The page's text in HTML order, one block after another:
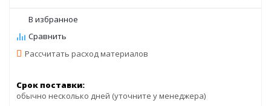
Рассчитать расход материалов
Срок поставки:
обычно несколько дней (уточните у менеджера)